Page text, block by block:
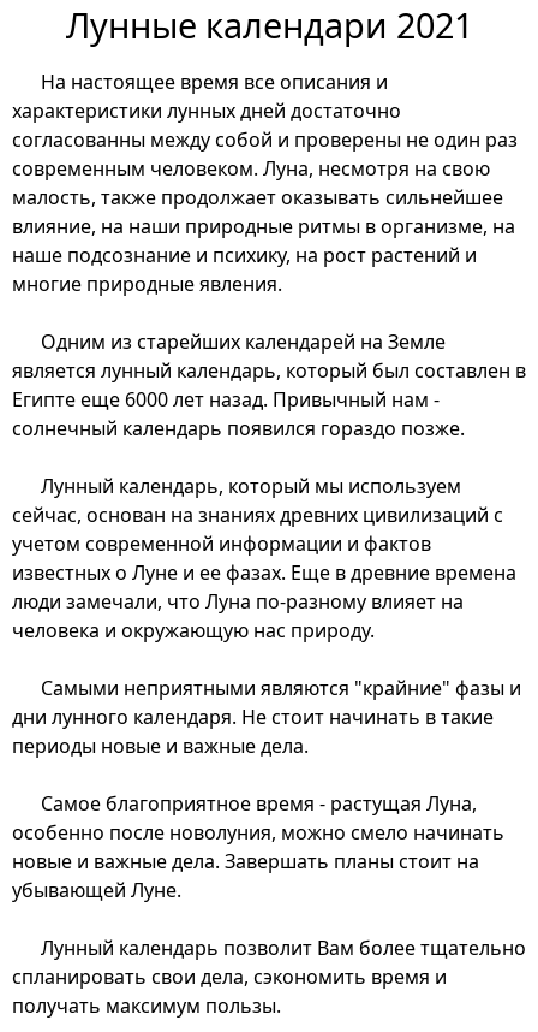
Лунные календари 2021
На настоящее время все описания и
характеристики лунных дней достаточно
согласованны между собой и проверены не один раз
современным человеком. Луна, несмотря на свою
малость, также продолжает оказывать сильнейшее
влияние, на наши природные ритмы в организме, на
наше подсознание и психику, на рост растений и
многие природные явления.
Одним из старейших календарей на Земле
является лунный календарь, который был составлен в
Египте еще 6000 лет назад. Привычный нам -
солнечный календарь появился гораздо позже.
Лунный календарь, который мы используем
сейчас, основан на знаниях древних цивилизаций с
учетом современной информации и фактов
известных о Луне и ее фазах. Еще в древние времена
люди замечали, что Луна по-разному влияет на
человека и окружающую нас природу.
Самыми неприятными являются "крайние" фазы и
дни лунного календаря. Не стоит начинать в такие
периоды новые и важные дела.
Самое благоприятное время - растущая Луна,
особенно после новолуния, можно смело начинать
новые и важные дела. Завершать планы стоит на
убывающей Луне.
Лунный календарь позволит Вам более тщательно
спланировать свои дела, сэкономить время и
получать максимум пользы.